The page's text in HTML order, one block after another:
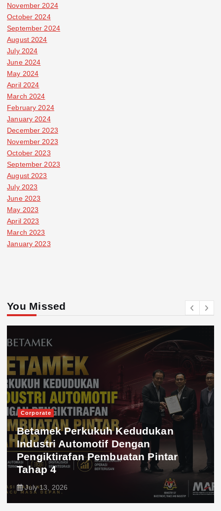
November 2024
October 2024
September 2024
August 2024
July 2024
June 2024
May 2024
April 2024
March 2024
February 2024
January 2024
December 2023
November 2023
October 2023
September 2023
August 2023
July 2023
June 2023
May 2023
April 2023
March 2023
January 2023
You Missed
Corporate
Betamek Perkukuh Kedudukan
Industri Automotif Dengan
Pengiktirafan Pembuatan Pintar
Tahap 4
July 13, 2026